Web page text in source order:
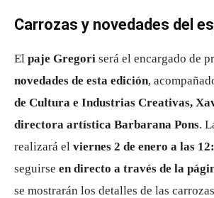
Carrozas y novedades del
El paje Gregori será el encargado de
novedades de esta edición,
de Cultura e Industrias Creativas,
directora artística Barbarana Pons.
realizará el viernes 2 de enero a las
seguirse en directo a través de la
se mostrarán los detalles de las